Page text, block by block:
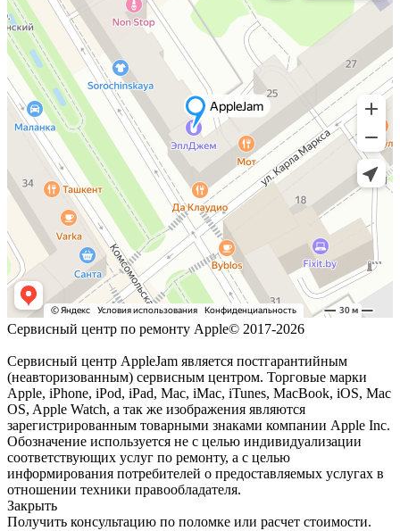
Сервисный центр по ремонту Apple© 2017-2026
Сервисный центр AppleJam является постгарантийным
(неавторизованным) сервисным центром. Торговые марки
Apple, iPhone, iPod, iPad, Mac, iMac, iTunes, MacBook, iOS, Mac
OS, Apple Watch, а так же изображения являются
зарегистрированным товарными знаками компании Apple Inc.
Обозначение используется не с целью индивидуализации
соответствующих услуг по ремонту, а с целью
информирования потребителей о предоставляемых услугах в
отношении техники правообладателя.
Закрыть
Получить консультацию по поломке или расчет стоимости.